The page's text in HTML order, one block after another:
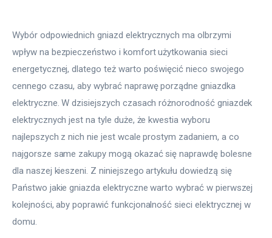
Więcej
Wybór odpowiednich gniazd elektrycznych ma olbrzymi
wpływ na bezpieczeństwo i komfort użytkowania sieci
energetycznej, dlatego też warto poświęcić nieco swojego
cennego czasu, aby wybrać naprawę porządne gniazdka
elektryczne. W dzisiejszych czasach różnorodność gniazdek
elektrycznych jest na tyle duże, że kwestia wyboru
najlepszych z nich nie jest wcale prostym zadaniem, a co
najgorsze same zakupy mogą okazać się naprawdę bolesne
dla naszej kieszeni. Z niniejszego artykułu dowiedzą się
Państwo jakie gniazda elektryczne warto wybrać w pierwszej
kolejności, aby poprawić funkcjonalność sieci elektrycznej w
domu.